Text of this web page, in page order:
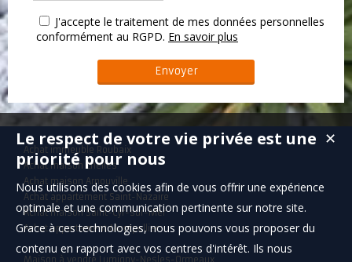
J'accepte le traitement de mes données personnelles
conformément au RGPD. En savoir plus
Achat immeuble Roubaix
Achat maison Chelles
Achat maison Arnouville
Achat appartement Saint-Nazaire
Achat maison Saint-Cyr-sur-Mer
Achat appartement Montpellier
Maison à vendre Lumigny-Nesles-Ormeaux
✕
Le respect de votre vie privée est une
priorité pour nous
Nous utilisons des cookies afin de vous offrir une expérience
optimale et une communication pertinente sur notre site.
Grace à ces technologies, nous pouvons vous proposer du
contenu en rapport avec vos centres d'intérêt. Ils nous